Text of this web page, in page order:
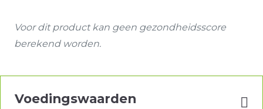
Voor dit product kan geen gezondheidsscore
berekend worden.
Voedingswaarden